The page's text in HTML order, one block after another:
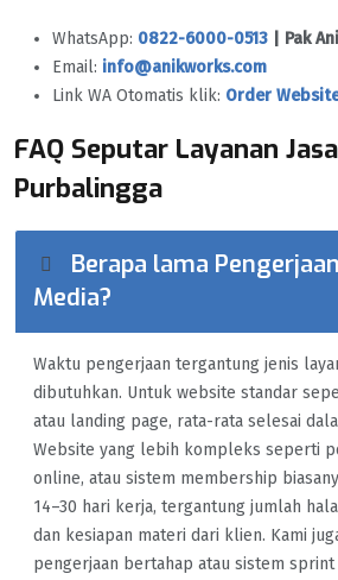
WhatsApp: 0822-6000-0513 | Pak
Email: info@anikworks.com
Link WA Otomatis klik: Order
FAQ Seputar Layanan
Purbalingga
Berapa lama
Media?
Waktu pengerjaan tergantung jenis
dibutuhkan. Untuk website standar
atau landing page, rata-rata selesai
Website yang lebih kompleks seperti
online, atau sistem membership
14–30 hari kerja, tergantung jumlah
dan kesiapan materi dari klien. Kami
pengerjaan bertahap atau sistem